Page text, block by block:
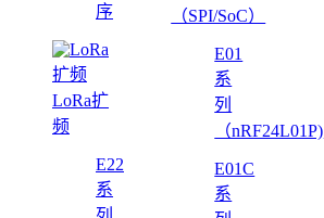
序
LoRa扩
频
E22
系
（SPI/SoC）
E01
系
列
（nRF24L01P)
E01C
系